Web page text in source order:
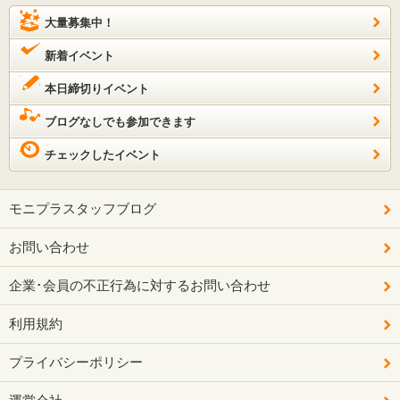
大量募集中！
新着イベント
本日締切りイベント
ブログなしでも参加できます
チェックしたイベント
モニプラスタッフブログ
お問い合わせ
企業･会員の不正行為に対するお問い合わせ
利用規約
プライバシーポリシー